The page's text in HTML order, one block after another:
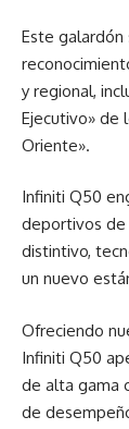
Este galardón
y regional,
Ejecutivo» de
Oriente».
Infiniti Q50
deportivos de
distintivo,
un nuevo
Ofreciendo
Infiniti Q50
de alta gama
de